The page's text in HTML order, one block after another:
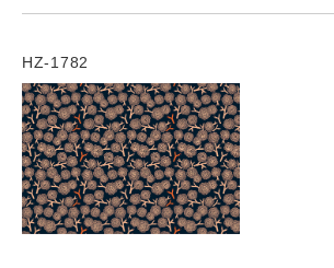
HZ-1782